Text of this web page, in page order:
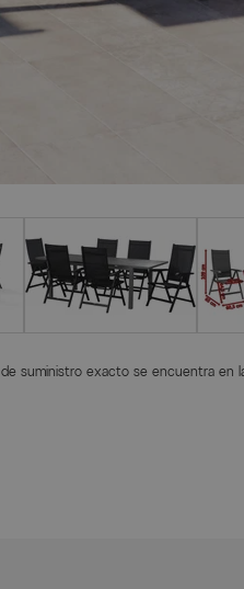
suministro exacto se encuentra en